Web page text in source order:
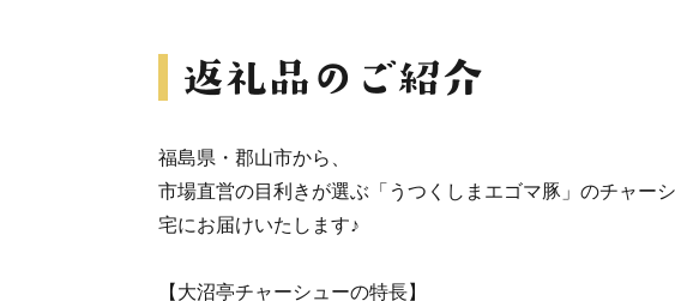
福島県・郡山市から、
市場直営の目利きが選ぶ「うつくしまエゴマ豚」のチャー
宅にお届けいたします♪
【大沼亭チャーシューの特長】